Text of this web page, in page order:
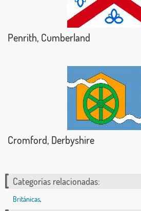
Penrith, Cumberland
Cromford, Derbyshire
Categorías relacionadas:
Británicas,